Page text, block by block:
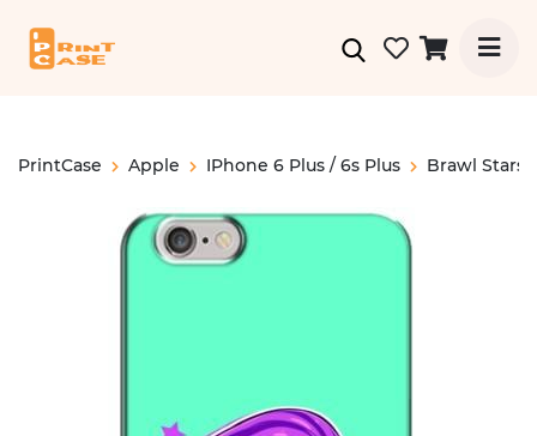
PrintCase Apple IPhone 6 Plus / 6s Plus Brawl Stars